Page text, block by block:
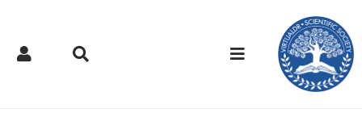
دکتر مجازی - گرفتگی